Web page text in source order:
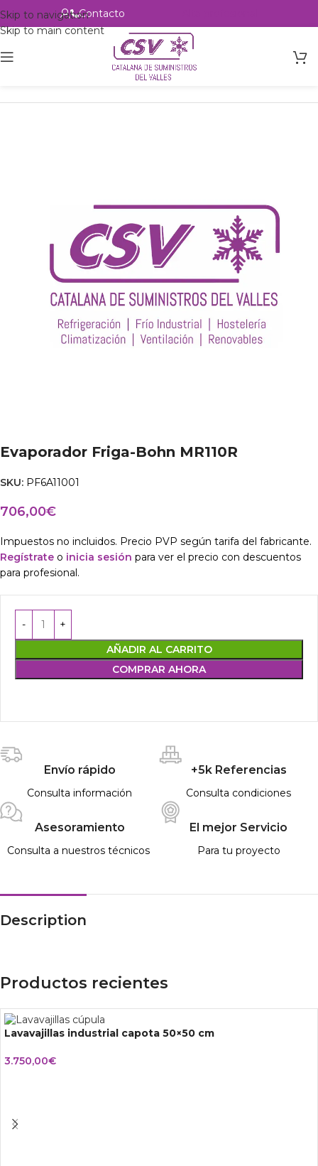
Skip to navigation
Skip to main content
Contacto
Intercambio
Evaporador Friga-Bohn MR110R
SKU: PF6A11001
706,00€
Impuestos no incluidos. Precio PVP según tarifa del fabricante.
Regístrate o inicia sesión para ver el precio con descuentos
para profesional.
AÑADIR AL CARRITO
COMPRAR AHORA
Envío rápido
Consulta información
+5k Referencias
Consulta condiciones
Asesoramiento
Consulta a nuestros técnicos
El mejor Servicio
Para tu proyecto
Description
Productos recientes
Lavavajillas industrial capota 50×50 cm
3.750,00€